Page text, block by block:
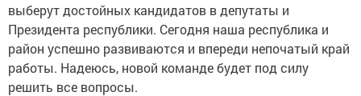
выберут достойных кандидатов в депутаты и
Президента республики. Сегодня наша республика и
район успешно развиваются и впереди непочатый край
работы. Надеюсь, новой команде будет под силу
решить все вопросы.